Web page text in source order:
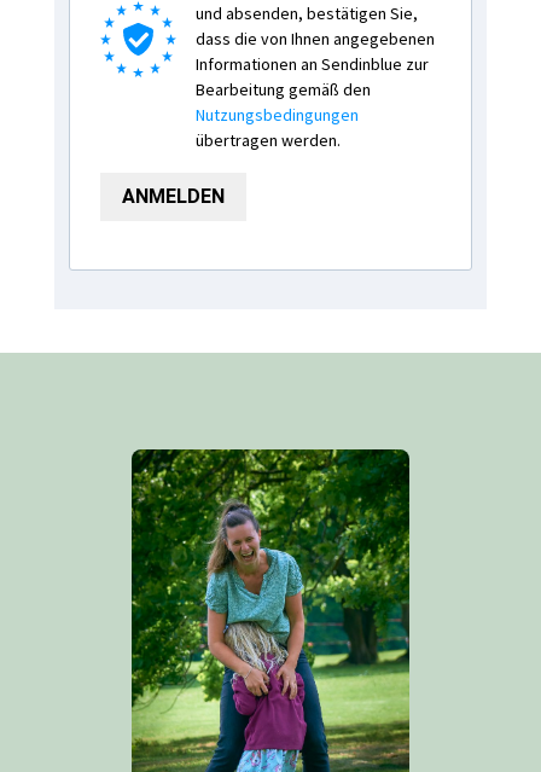
und absenden, bestätigen Sie,
dass die von Ihnen angegebenen
Informationen an Sendinblue zur
Bearbeitung gemäß den
Nutzungsbedingungen
übertragen werden.
ANMELDEN